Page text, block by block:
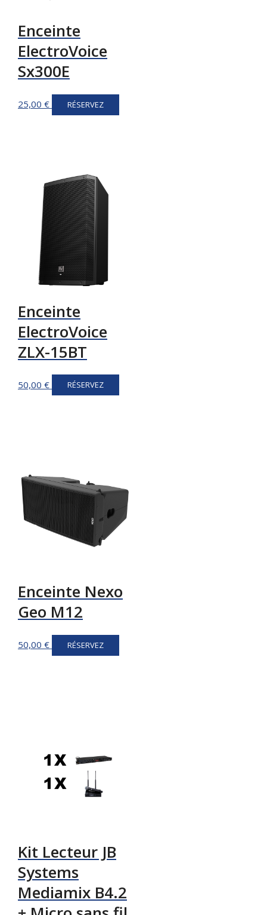
Enceinte
ElectroVoice
Sx300E
25,00 € RÉSERVEZ
Enceinte
ElectroVoice
ZLX-15BT
50,00 € RÉSERVEZ
Enceinte Nexo
Geo M12
50,00 € RÉSERVEZ
Kit Lecteur JB
Systems
Mediamix B4.2